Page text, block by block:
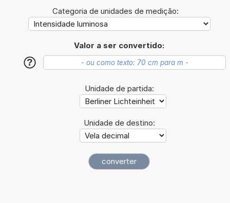
Categoria de unidades de medição:
Valor a ser convertido:
?
Unidade de partida:
Unidade de destino: